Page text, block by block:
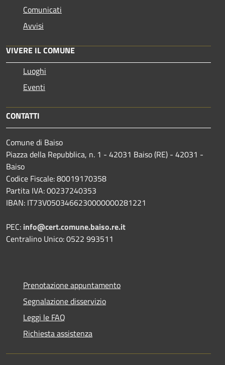
Comunicati
Avvisi
VIVERE IL COMUNE
Luoghi
Eventi
CONTATTI
Comune di Baiso
Piazza della Repubblica, n. 1 - 42031 Baiso (RE) - 42031 -
Baiso
Codice Fiscale: 80019170358
Partita IVA: 00237240353
IBAN: IT73V0503466230000000281221
PEC: info@cert.comune.baiso.re.it
Centralino Unico: 0522 993511
Prenotazione appuntamento
Segnalazione disservizio
Leggi le FAQ
Richiesta assistenza